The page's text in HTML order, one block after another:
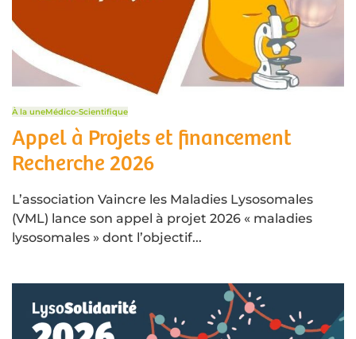
À la uneMédico-Scientifique
Appel à Projets et financement
Recherche 2026
L’association Vaincre les Maladies Lysosomales
(VML) lance son appel à projet 2026 « maladies
lysosomales » dont l’objectif...